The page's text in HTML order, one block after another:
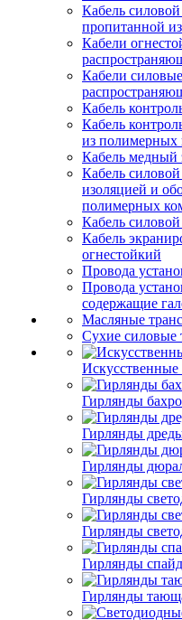
Кабель
пропитанной
Кабели
Кабели
Кабель
Кабель
из полимерных
Кабель медный
Кабель
изоляцией и
полимерных
Кабель
Кабель
огнестойкий
Провода
Провода
содержащие
Масляные
Сухие силовые
Искусственные
Гирлянды
Гирлянды
Гирлянды
Гирлянды
Гирлянды
Гирлянды
Гирлянды